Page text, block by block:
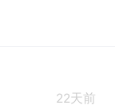
22天前